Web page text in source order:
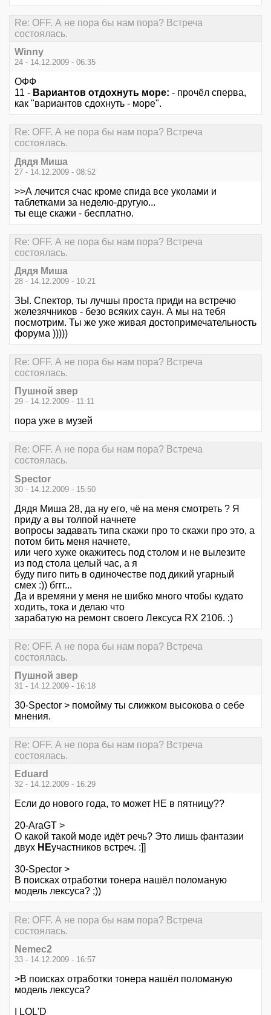
Re: OFF. А не пора бы нам пора? Встреча
состоялась.
Winny
24 - 14.12.2009 - 06:35
ОФФ
11 - Вариантов отдохнуть море: - прочёл сперва,
как "вариантов сдохнуть - море".
Re: OFF. А не пора бы нам пора? Встреча
состоялась.
Дядя Миша
27 - 14.12.2009 - 08:52
>>А лечится счас кроме спида все уколами и
таблетками за неделю-другую...
ты еще скажи - бесплатно.
Re: OFF. А не пора бы нам пора? Встреча
состоялась.
Дядя Миша
28 - 14.12.2009 - 10:21
ЗЫ. Спектор, ты лучшы проста приди на встречю
железячников - безо всяких саун. А мы на тебя
посмотрим. Ты же уже живая достопримечательность
форума )))))
Re: OFF. А не пора бы нам пора? Встреча
состоялась.
Пушной звер
29 - 14.12.2009 - 11:11
пора уже в музей
Re: OFF. А не пора бы нам пора? Встреча
состоялась.
Spector
30 - 14.12.2009 - 15:50
Дядя Миша 28, да ну его, чё на меня смотреть ? Я
приду а вы толпой начнете
вопросы задавать типа скажи про то скажи про это, а
потом бить меня начнете,
или чего хуже окажитесь под столом и не вылезите
из под стола целый час, а я
буду пиго пить в одиночестве под дикий угарный
смех :)) бггг...
Да и времяни у меня не шибко много чтобы кудато
ходить, тока и делаю что
зарабатую на ремонт своего Лексуса RX 2106. :)
Re: OFF. А не пора бы нам пора? Встреча
состоялась.
Пушной звер
31 - 14.12.2009 - 16:18
30-Spector > помойму ты слижком высокова о себе
мнения.
Re: OFF. А не пора бы нам пора? Встреча
состоялась.
Eduard
32 - 14.12.2009 - 16:29
Если до нового года, то может НЕ в пятницу??
20-AraGT >
О какой такой моде идёт речь? Это лишь фантазии
двух НЕучастников встреч. :]]
30-Spector >
В поисках отработки тонера нашёл поломаную
модель лексуса? ;))
Re: OFF. А не пора бы нам пора? Встреча
состоялась.
Nemec2
33 - 14.12.2009 - 16:57
>В поисках отработки тонера нашёл поломаную
модель лексуса?
I LOL'D